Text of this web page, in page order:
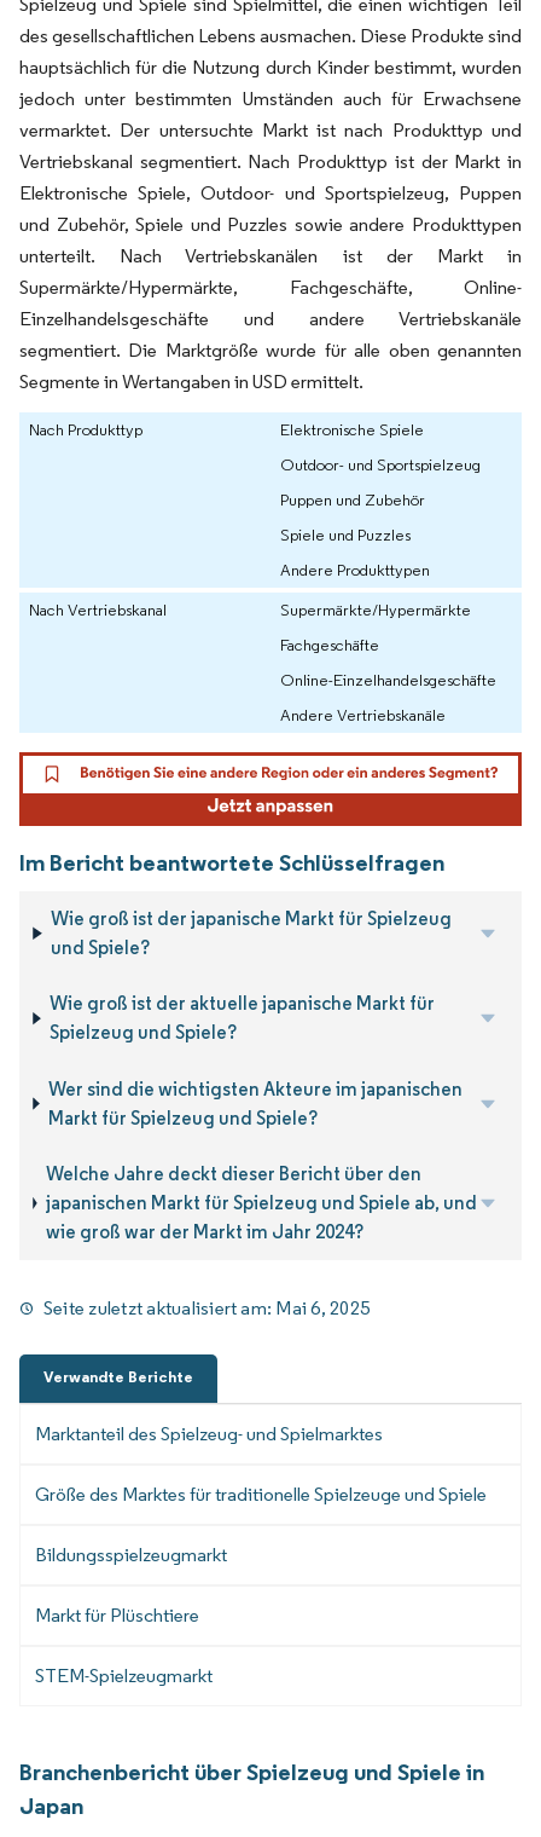
des gesellschaftlichen Lebens ausmachen. Diese Produkte sind
hauptsächlich für die Nutzung durch Kinder bestimmt, wurden
jedoch unter bestimmten Umständen auch für Erwachsene
vermarktet. Der untersuchte Markt ist nach Produkttyp und
Vertriebskanal segmentiert. Nach Produkttyp ist der Markt in
Elektronische Spiele, Outdoor- und Sportspielzeug, Puppen
und Zubehör, Spiele und Puzzles sowie andere Produkttypen
unterteilt. Nach Vertriebskanälen ist der Markt in
Supermärkte/Hypermärkte, Fachgeschäfte, Online-
Einzelhandelsgeschäfte und andere Vertriebskanäle
segmentiert. Die Marktgröße wurde für alle oben genannten
Segmente in Wertangaben in USD ermittelt.
Nach Produkttyp
Elektronische Spiele
Outdoor- und Sportspielzeug
Puppen und Zubehör
Spiele und Puzzles
Andere Produkttypen
Nach Vertriebskanal
Supermärkte/Hypermärkte
Fachgeschäfte
Online-Einzelhandelsgeschäfte
Andere Vertriebskanäle
Im Bericht beantwortete Schlüsselfragen
Wie groß ist der japanische Markt für Spielzeug
und Spiele?
Wie groß ist der aktuelle japanische Markt für
Spielzeug und Spiele?
Wer sind die wichtigsten Akteure im japanischen
Markt für Spielzeug und Spiele?
Welche Jahre deckt dieser Bericht über den
japanischen Markt für Spielzeug und Spiele ab, und
wie groß war der Markt im Jahr 2024?
Seite zuletzt aktualisiert am: Mai 6, 2025
Verwandte Berichte
Marktanteil des Spielzeug- und Spielmarktes
Größe des Marktes für traditionelle Spielzeuge und Spiele
Bildungsspielzeugmarkt
Markt für Plüschtiere
STEM-Spielzeugmarkt
Branchenbericht über Spielzeug und Spiele in
Japan